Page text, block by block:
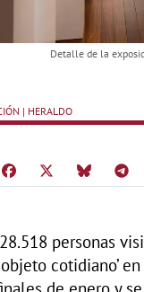
Detalle de la
| HERALDO
personas
cotidiano’